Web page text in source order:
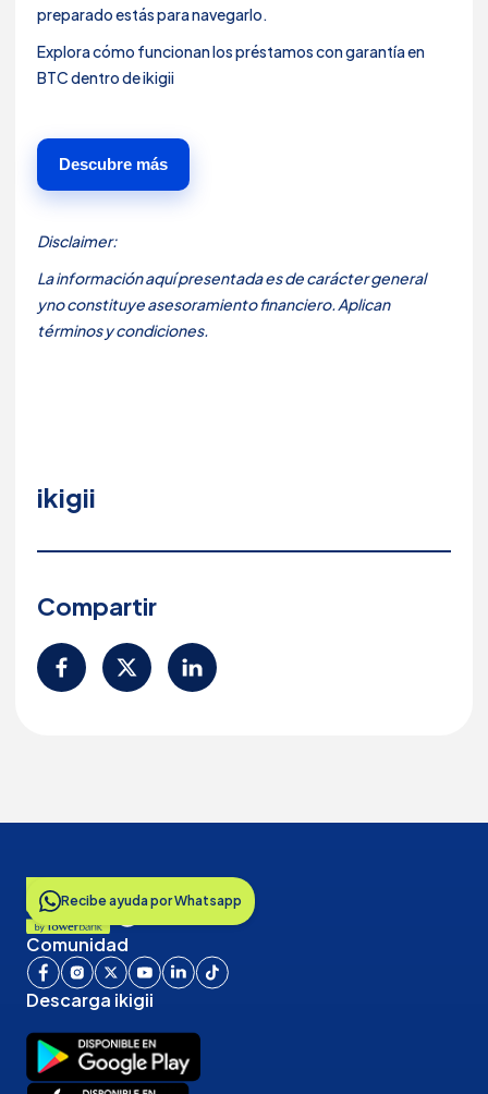
preparado estás para navegarlo.
Explora cómo funcionan los préstamos con garantía en
BTC dentro de ikigii
Descubre más
Disclaimer:
La información aquí presentada es de carácter general
yno constituye asesoramiento financiero. Aplican
términos y condiciones.
ikigii
Compartir
Comunidad
Descarga ikigii
Recibe ayuda por Whatsapp